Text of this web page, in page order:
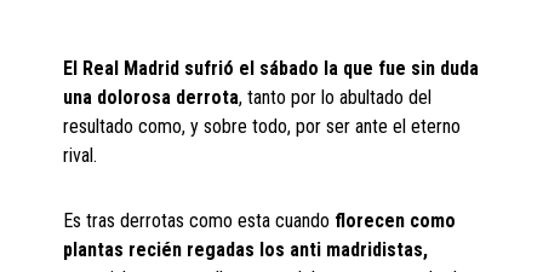
El Real Madrid sufrió el sábado la que fue sin duda
una dolorosa derrota, tanto por lo abultado del
resultado como, y sobre todo, por ser ante el eterno
rival.
Es tras derrotas como esta cuando florecen como
plantas recién regadas los anti madridistas,